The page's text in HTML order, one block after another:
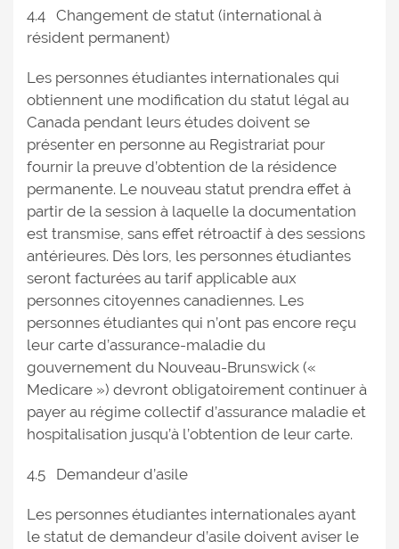
4.4 Changement de statut (international à
résident permanent)
Les personnes étudiantes internationales qui
obtiennent une modification du statut légal au
Canada pendant leurs études doivent se
présenter en personne au Registrariat pour
fournir la preuve d’obtention de la résidence
permanente. Le nouveau statut prendra effet à
partir de la session à laquelle la documentation
est transmise, sans effet rétroactif à des sessions
antérieures. Dès lors, les personnes étudiantes
seront facturées au tarif applicable aux
personnes citoyennes canadiennes. Les
personnes étudiantes qui n’ont pas encore reçu
leur carte d’assurance-maladie du
gouvernement du Nouveau-Brunswick («
Medicare ») devront obligatoirement continuer à
payer au régime collectif d’assurance maladie et
hospitalisation jusqu’à l’obtention de leur carte.
4.5 Demandeur d’asile
Les personnes étudiantes internationales ayant
le statut de demandeur d’asile doivent aviser le